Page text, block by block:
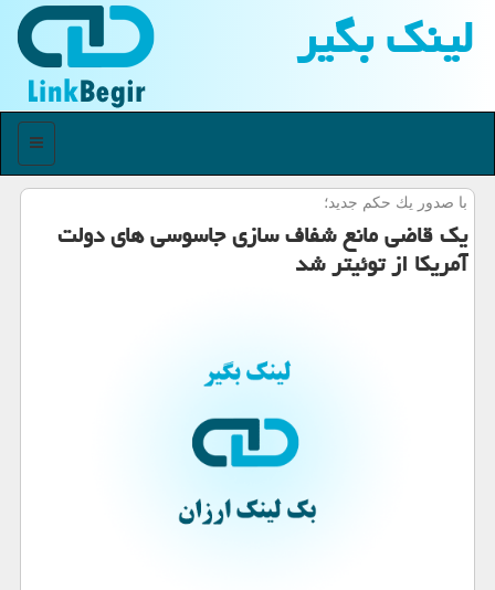
لینك بگیر
منو
با صدور یك حكم جدید؛
یك قاضی مانع شفاف سازی جاسوسی های دولت
آمریكا از توئیتر شد